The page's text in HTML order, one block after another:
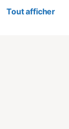
Tout afficher